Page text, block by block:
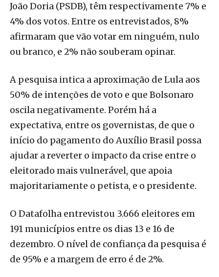
João Doria (PSDB), têm respectivamente 7% e
4% dos votos. Entre os entrevistados, 8%
afirmaram que vão votar em ninguém, nulo
ou branco, e 2% não souberam opinar.
A pesquisa intica a aproximação de Lula aos
50% de intenções de voto e que Bolsonaro
oscila negativamente. Porém há a
expectativa, entre os governistas, de que o
início do pagamento do Auxílio Brasil possa
ajudar a reverter o impacto da crise entre o
eleitorado mais vulnerável, que apoia
majoritariamente o petista, e o presidente.
O Datafolha entrevistou 3.666 eleitores em
191 municípios entre os dias 13 e 16 de
dezembro. O nível de confiança da pesquisa é
de 95% e a margem de erro é de 2%.